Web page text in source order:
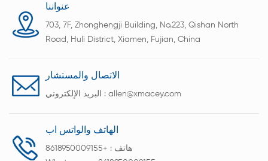
عنواننا
703, 7F, Zhonghengji Building, No.223, Qishan North
Road, Huli District, Xiamen, Fujian, China
الاتصال والمستشار
البريد الإلكتروني : allen@xmacey.com
الهاتف والواتس اب
هاتف : +8618950009155